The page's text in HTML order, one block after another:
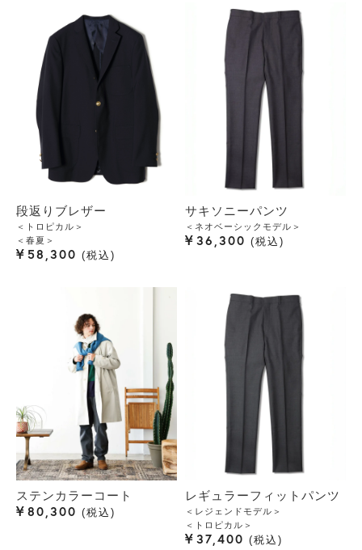
段返りブレザー
＜トロピカル＞
＜春夏＞
¥ 58,300 税込
サキソニーパンツ
＜ネオベーシックモデル＞
¥ 36,300 税込
ステンカラーコート
¥ 80,300 税込
レギュラーフィットパンツ
＜レジェンドモデル＞
＜トロピカル＞
¥ 37,400 税込